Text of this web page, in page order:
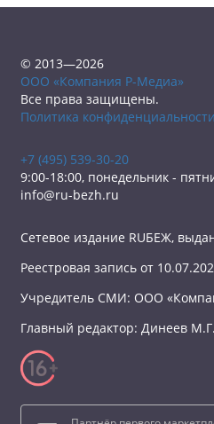
© 2013—2026
ООО «Компания Р-Медиа»
Все права защищены.
Политика конфиденциальности
+7 (495) 539-30-20
9:00-18:00, понедельник -
info@ru-bezh.ru
Сетевое издание RUБЕЖ,
Реестровая запись от
Учредитель СМИ: ООО
Главный редактор: Динеев М.Г.